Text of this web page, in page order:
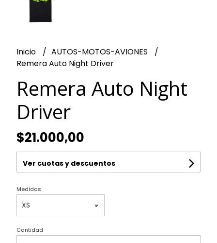
Inicio
AUTOS-MOTOS-AVIONES
Remera Auto Night Driver
Remera Auto Night
Driver
$21.000,00
Ver cuotas y descuentos
Medidas
Cantidad